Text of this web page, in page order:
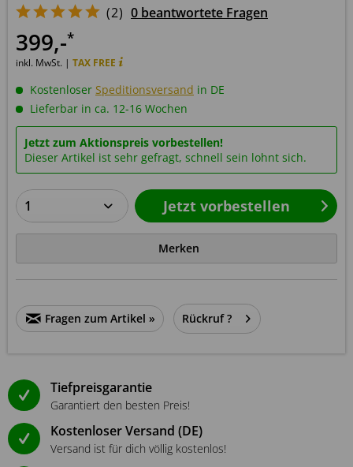
(2) 0 beantwortete Fragen
399,-*
inkl. MwSt. | TAX FREE
Kostenloser Speditionsversand in DE
Lieferbar in ca. 12-16 Wochen
Jetzt zum Aktionspreis vorbestellen!
Dieser Artikel ist sehr gefragt, schnell sein lohnt sich.
Jetzt vorbestellen
Merken
Fragen zum Artikel » Rückruf ?
Tiefpreisgarantie
Garantiert den besten Preis!
Kostenloser Versand (DE)
Versand ist für dich völlig kostenlos!